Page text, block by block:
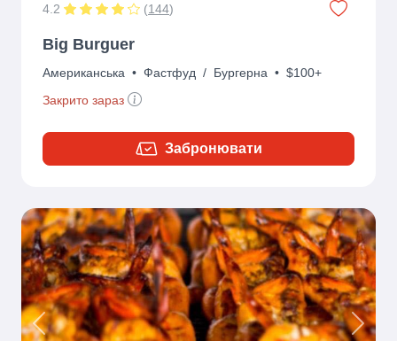
4.2 (144)
Big Burguer
Американська • Фастфуд / Бургерна • $100+
Закрито зараз
Забронювати
Previous Next